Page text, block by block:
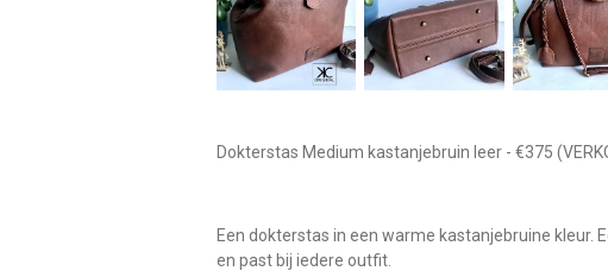
Dokterstas Medium kastanjebruin leer - €375
Een dokterstas in een warme kastanjebruine kleur.
en past bij iedere outfit.